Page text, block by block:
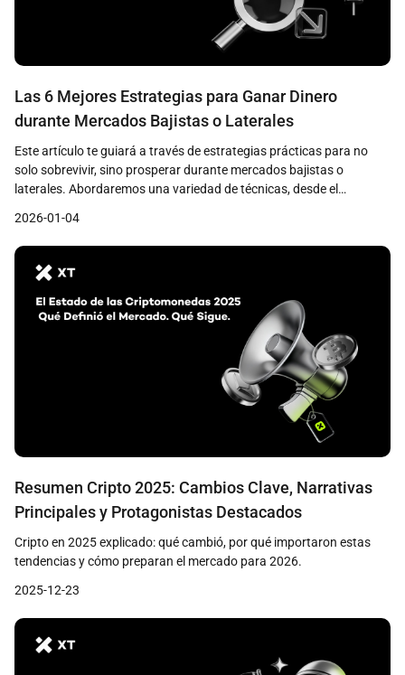
Las 6 Mejores Estrategias para Ganar Dinero
durante Mercados Bajistas o Laterales
Este artículo te guiará a través de estrategias prácticas para no
solo sobrevivir, sino prosperar durante mercados bajistas o
laterales. Abordaremos una variedad de técnicas, desde el
trading, y destacaremos cómo herramientas específicas, como las
que ofrece XT Exchange, pueden ayudarte a afrontar estos
periodos con confianza.
2026-01-04
Resumen Cripto 2025: Cambios Clave, Narrativas
Principales y Protagonistas Destacados
Cripto en 2025 explicado: qué cambió, por qué importaron estas
tendencias y cómo preparan el mercado para 2026.
2025-12-23